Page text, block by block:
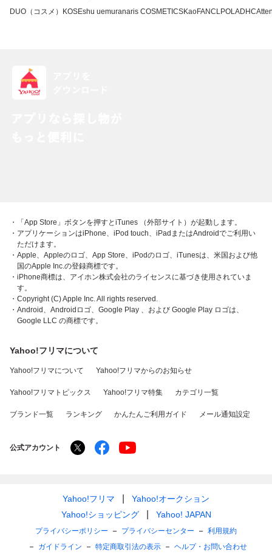
DUO（コスメ） KOSEshu uemuranaris COSMETICSKaoFANCLPOLADHC
・「App Store」ボタンを押すとiTunes （外部サイト）が起動します。
・アプリケーションはiPhone、iPod touch、iPadまたはAndroidでご利用い
ただけます。
・Apple、Appleのロゴ、App Store、iPodのロゴ、iTunesは、米国および他
国のApple Inc.の登録商標です。
・iPhone商標は、アイホン株式会社のライセンスに基づき使用されていま
す。
・Copyright (C) Apple Inc. All rights reserved.
・Android、Androidロゴ、Google Play 、および Google Play ロゴは、
Google LLC の商標です。
Yahoo!フリマについて
Yahoo!フリマについて Yahoo!フリマからのお知らせ
Yahoo!フリマトピックス Yahoo!フリマ特集 カテゴリ一覧
ブランド一覧 ランキング かんたんご利用ガイド メール通知設定
公式アカウント
Yahoo!フリマ
Yahoo!オークション
Yahoo!ショッピング
Yahoo! JAPAN
プライバシーポリシー プライバシーセンター
利用規約
ガイドライン
特定商取引法の表示
ヘルプ・お問い合わせ